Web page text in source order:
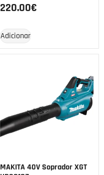
220.00€
Adicionar
MAKITA 40V Soprador XGT